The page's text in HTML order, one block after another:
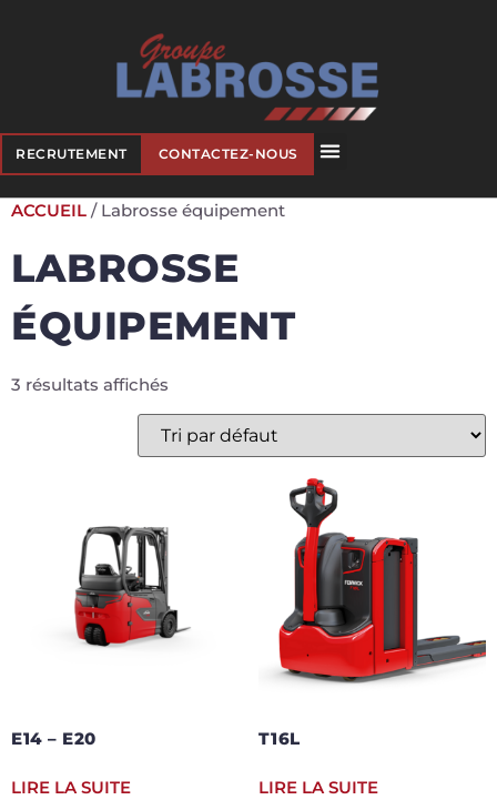
RECRUTEMENT CONTACTEZ-NOUS
ACCUEIL / Labrosse équipement
LABROSSE
ÉQUIPEMENT
3 résultats affichés
E14 – E20
LIRE LA SUITE
T16L
LIRE LA SUITE